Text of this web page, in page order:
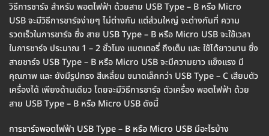
วิธีการชาร์จ สำหรับ พอตไฟฟ้า ด้วยสาย USB Type – B หรือ Micro
USB จะมีวิธีการชาร์จง่ายๆ ไม่ต่างกัน แต่ส่วนใหญ่ จะต่างกันที่ ความ
รวดเร็วในการชาร์จ ซึ่ง สาย USB Type – B หรือ Micro USB จะใช้เวลา
ในการชาร์จ ประมาณ 1 – 2 ชั่วโมง แบตเตอรี่ ถึงเต็ม และ ใช้ได้ยาวนาน ซึ่ง
สายชาร์จ USB Type – B หรือ Micro USB จะมีความยาว แข็งแรง มี
คุณภาพ และ ยังมีรูปทรง สีเหลี่ยม ขนาดเล็กกว่า USB Type – C เสียบตัว
เครื่องได้ เพียงด้านเดียว โดยจะมีวิธีการชาร์จ ตัวเครื่อง พอตไฟฟ้า ด้วย
สาย USB Type – B หรือ Micro USB ดังนี้
การชาร์จพอตไฟฟ้า USB Type – B หรือ Micro USB มีอะไรบ้าง